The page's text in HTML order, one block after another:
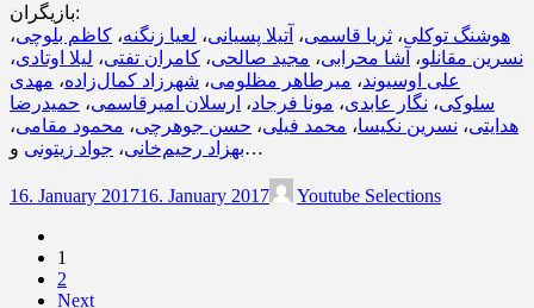
بازیگران:
هوشنگ توکلی، ثریا قاسمی، آتیلا پسیانی، لعیا زنگنه، کاظم بلوچی،
نسرین مقانلو، آشا محرابی، مجید صالحی، کامران تفتی، لیلا اوتادی،
علی اوسیوند، میرطاهر مظلومی، شهرزاد کمال‌زاده، مهدی
سلوکی، نگار عابدی، مونا فرجاد، ارسلان امیرقاسمی، حمیدرضا
هدایتی، نسرین نکیسا، محمد فیلی، حسن جوهرچی، محمود مقامی،
بهزاد رحیم‌خانی، جواد زیتونی و…
16. January 201716. January 2017 Youtube Selections
1
2
Next